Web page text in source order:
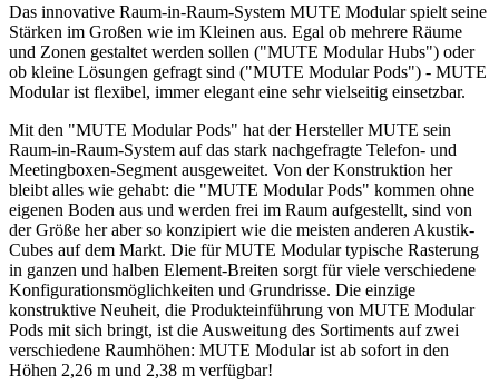
Das innovative Raum-in-Raum-System MUTE Modular spielt seine
Stärken im Großen wie im Kleinen aus. Egal ob mehrere Räume
und Zonen gestaltet werden sollen ("MUTE Modular Hubs") oder
ob kleine Lösungen gefragt sind ("MUTE Modular Pods") - MUTE
Modular ist flexibel, immer elegant eine sehr vielseitig einsetzbar.
Mit den "MUTE Modular Pods" hat der Hersteller MUTE sein
Raum-in-Raum-System auf das stark nachgefragte Telefon- und
Meetingboxen-Segment ausgeweitet. Von der Konstruktion her
bleibt alles wie gehabt: die "MUTE Modular Pods" kommen ohne
eigenen Boden aus und werden frei im Raum aufgestellt, sind von
der Größe her aber so konzipiert wie die meisten anderen Akustik-
Cubes auf dem Markt. Die für MUTE Modular typische Rasterung
in ganzen und halben Element-Breiten sorgt für viele verschiedene
Konfigurationsmöglichkeiten und Grundrisse. Die einzige
konstruktive Neuheit, die Produkteinführung von MUTE Modular
Pods mit sich bringt, ist die Ausweitung des Sortiments auf zwei
verschiedene Raumhöhen: MUTE Modular ist ab sofort in den
Höhen 2,26 m und 2,38 m verfügbar!